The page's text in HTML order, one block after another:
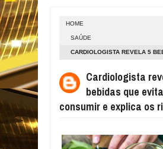
HOME
SAÚDE
CARDIOLOGISTA REVELA 5
Cardiologista
bebidas que evita
consumir e explica os